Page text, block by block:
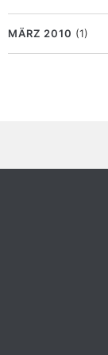
MÄRZ 2010 (1)